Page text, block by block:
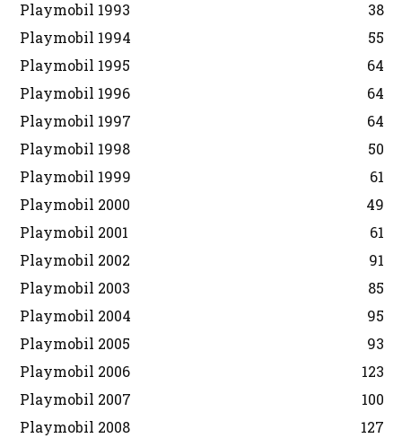
Playmobil 1993
38
Playmobil 1994
55
Playmobil 1995
64
Playmobil 1996
64
Playmobil 1997
64
Playmobil 1998
50
Playmobil 1999
61
Playmobil 2000
49
Playmobil 2001
61
Playmobil 2002
91
Playmobil 2003
85
Playmobil 2004
95
Playmobil 2005
93
Playmobil 2006
123
Playmobil 2007
100
Playmobil 2008
127